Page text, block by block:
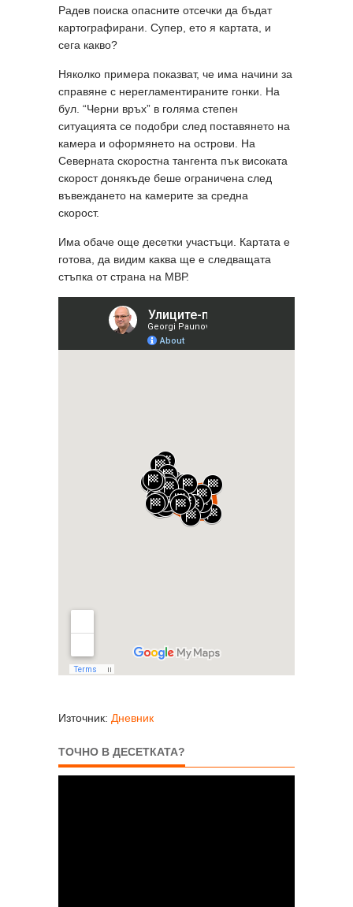
Радев поиска опасните отсечки да бъдат
картографирани. Супер, ето я картата, и
сега какво?
Няколко примера показват, че има начини за
справяне с нерегламентираните гонки. На
бул. “Черни връх” в голяма степен
ситуацията се подобри след поставянето на
камера и оформянето на острови. На
Северната скоростна тангента пък високата
скорост донякъде беше ограничена след
въвеждането на камерите за средна
скорост.
Има обаче още десетки участъци. Картата е
готова, да видим каква ще е следващата
стъпка от страна на МВР.
Източник: Дневник
ТОЧНО В ДЕСЕТКАТА?